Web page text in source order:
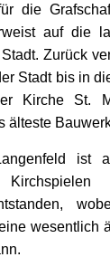
die
auf die
Zurück
Stadt bis in
Kirche St.
älteste
ist
wesentlich